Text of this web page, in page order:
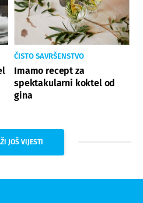
ČISTO SAVRŠENSTVO
Imamo recept za
spektakularni koktel od
gina
JOŠ VIJESTI